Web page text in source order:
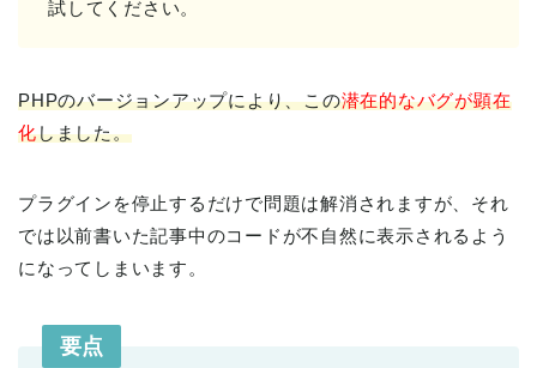
試してください。
PHPのバージョンアップにより、この潜在的なバグが顕在
化しました。
プラグインを停止するだけで問題は解消されますが、それ
では以前書いた記事中のコードが不自然に表示されるよう
になってしまいます。
要点